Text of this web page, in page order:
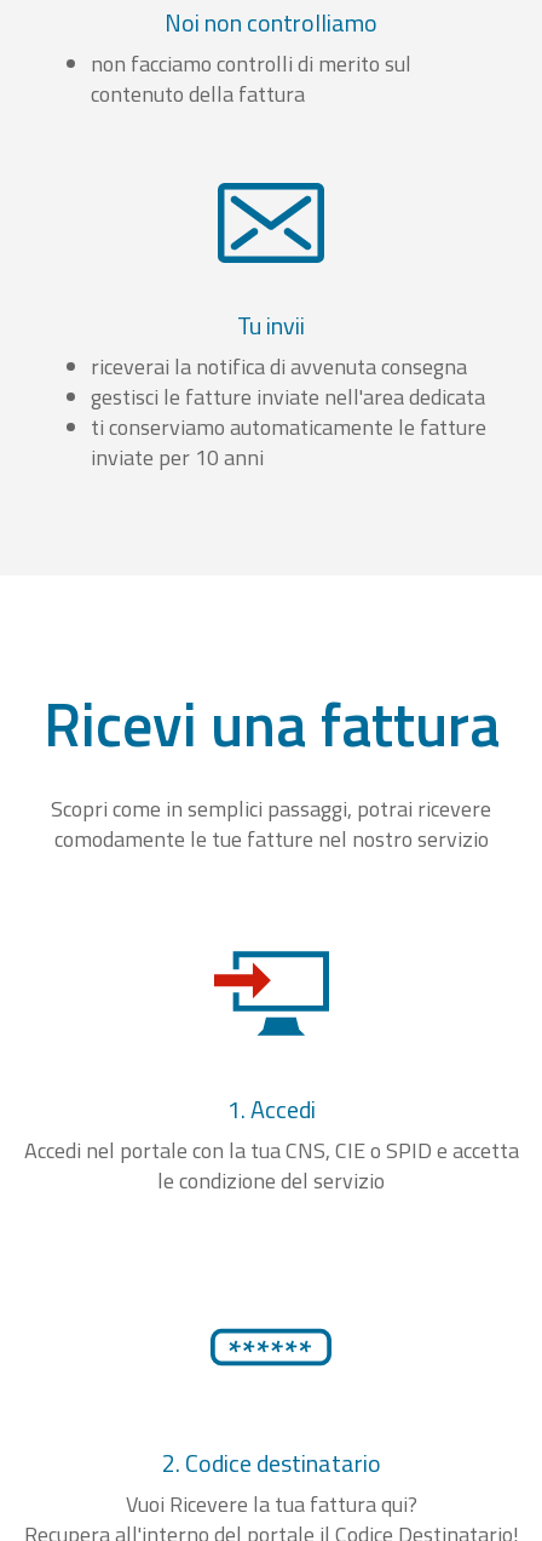
Noi non controlliamo
non facciamo controlli di merito sul
contenuto della fattura
Tu invii
riceverai la notifica di avvenuta consegna
gestisci le fatture inviate nell'area dedicata
ti conserviamo automaticamente le fatture
inviate per 10 anni
Ricevi una fattura
Scopri come in semplici passaggi, potrai ricevere
comodamente le tue fatture nel nostro servizio
1. Accedi
Accedi nel portale con la tua CNS, CIE o SPID e accetta
le condizione del servizio
2. Codice destinatario
Vuoi Ricevere la tua fattura qui?
Recupera all'interno del portale il Codice Destinatario!